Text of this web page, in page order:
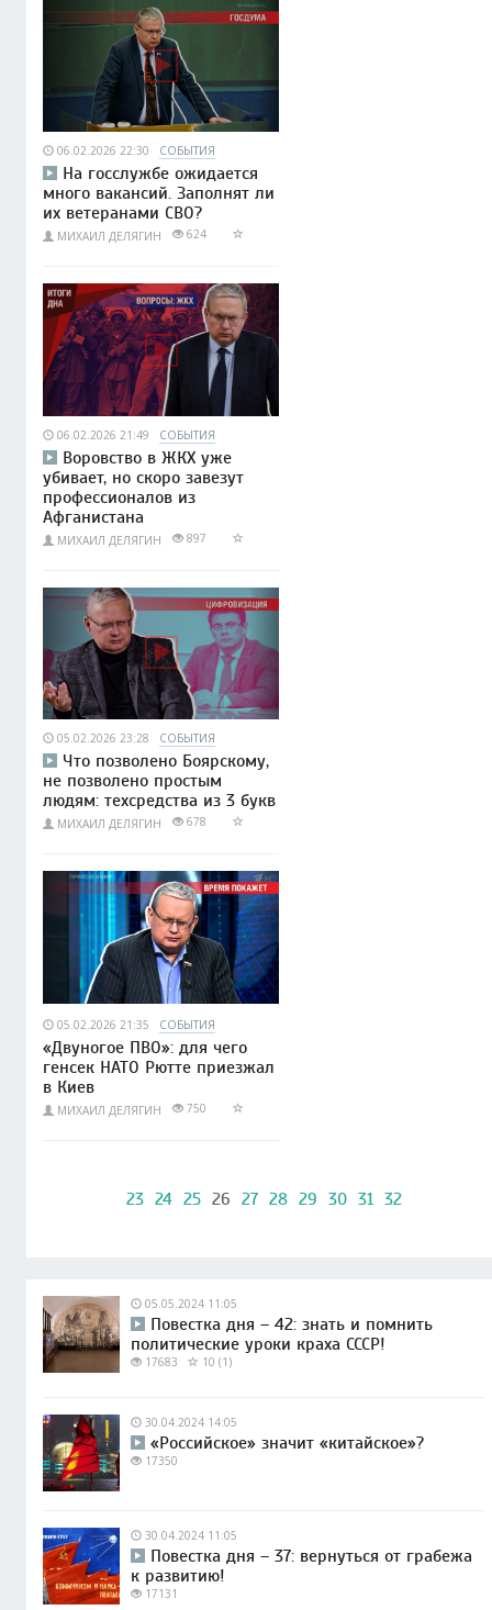
06.02.2026 22:30 СОБЫТИЯ
На госслужбе ожидается
много вакансий. Заполнят ли
их ветеранами СВО?
МИХАИЛ ДЕЛЯГИН 624
06.02.2026 21:49 СОБЫТИЯ
Воровство в ЖКХ уже
убивает, но скоро завезут
профессионалов из
Афганистана
МИХАИЛ ДЕЛЯГИН 897
05.02.2026 23:28 СОБЫТИЯ
Что позволено Боярскому,
не позволено простым
людям: техсредства из 3 букв
МИХАИЛ ДЕЛЯГИН 678
05.02.2026 21:35 СОБЫТИЯ
«Двуногое ПВО»: для чего
генсек НАТО Рютте приезжал
в Киев
МИХАИЛ ДЕЛЯГИН 750
23 24 25 26 27 28 29 30 31 32
05.05.2024 11:05
Повестка дня – 42: знать и помнить
политические уроки краха СССР!
17683 10 (1)
30.04.2024 14:05
«Российское» значит «китайское»?
17350
30.04.2024 11:05
Повестка дня – 37: вернуться от грабежа
к развитию!
17131